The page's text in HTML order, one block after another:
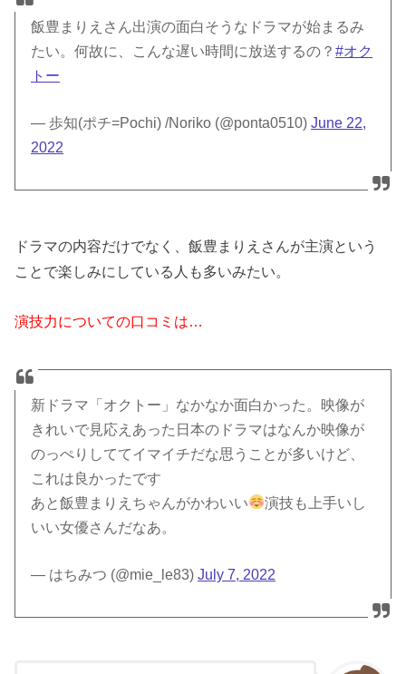
飯豊まりえさん出演の面白そうなドラマが始まるみ
たい。何故に、こんな遅い時間に放送するの？#オク
トー
— 歩知(ポチ=Pochi) /Noriko (@ponta0510)June 22,
2022
ドラマの内容だけでなく、飯豊まりえさんが主演という
ことで楽しみにしている人も多いみたい。
演技力についての口コミは…
新ドラマ「オクトー」なかなか面白かった。映像が
きれいで見応えあった日本のドラマはなんか映像が
のっぺりしててイマイチだな思うことが多いけど、
これは良かったです
あと飯豊まりえちゃんがかわいい
演技も上手いし
いい女優さんだなあ。
— はちみつ (@mie_le83)July 7, 2022